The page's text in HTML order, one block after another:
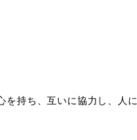
を持ち、互いに協力し、人に